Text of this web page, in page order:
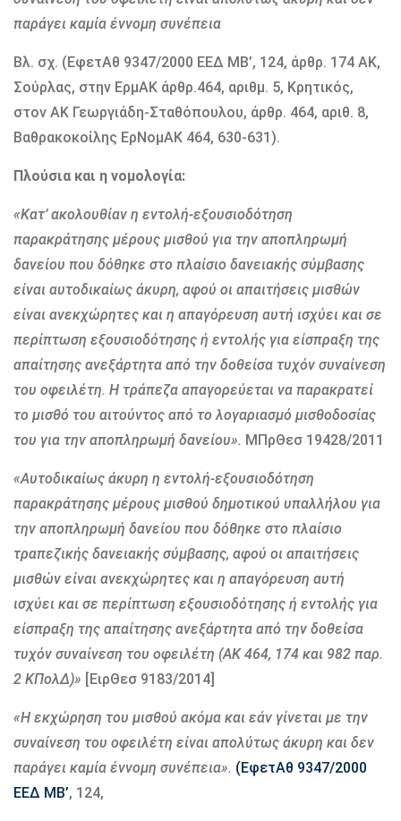
παράγει καμία έννομη συνέπεια
Βλ. σχ. (ΕφετΑθ 9347/2000 ΕΕΔ ΜΒ’, 124, άρθρ. 174 ΑΚ,
Σούρλας, στην ΕρμΑΚ άρθρ.464, αριθμ. 5, Κρητικός,
στον ΑΚ Γεωργιάδη-Σταθόπουλου, άρθρ. 464, αριθ. 8,
Βαθρακοκοίλης ΕρΝομΑΚ 464, 630-631).
Πλούσια και η νομολογία:
«Κατ’ ακολουθίαν η εντολή-εξουσιοδότηση
παρακράτησης μέρους μισθού για την αποπληρωμή
δανείου που δόθηκε στο πλαίσιο δανειακής σύμβασης
είναι αυτοδικαίως άκυρη, αφού οι απαιτήσεις μισθών
είναι ανεκχώρητες και η απαγόρευση αυτή ισχύει και σε
περίπτωση εξουσιοδότησης ή εντολής για είσπραξη της
απαίτησης ανεξάρτητα από την δοθείσα τυχόν συναίνεση
του οφειλέτη. Η τράπεζα απαγορεύεται να παρακρατεί
το μισθό του αιτούντος από το λογαριασμό μισθοδοσίας
του για την αποπληρωμή δανείου». ΜΠρΘεσ 19428/2011
«Αυτοδικαίως άκυρη η εντολή-εξουσιοδότηση
παρακράτησης μέρους μισθού δημοτικού υπαλλήλου για
την αποπληρωμή δανείου που δόθηκε στο πλαίσιο
τραπεζικής δανειακής σύμβασης, αφού οι απαιτήσεις
μισθών είναι ανεκχώρητες και η απαγόρευση αυτή
ισχύει και σε περίπτωση εξουσιοδότησης ή εντολής για
είσπραξη της απαίτησης ανεξάρτητα από την δοθείσα
τυχόν συναίνεση του οφειλέτη (ΑΚ 464, 174 και 982 παρ.
2 ΚΠολΔ)» [ΕιρΘεσ 9183/2014]
«Η εκχώρηση του μισθού ακόμα και εάν γίνεται με την
συναίνεση του οφειλέτη είναι απολύτως άκυρη και δεν
παράγει καμία έννομη συνέπεια». (ΕφετΑθ 9347/2000
ΕΕΔ ΜΒ’, 124,